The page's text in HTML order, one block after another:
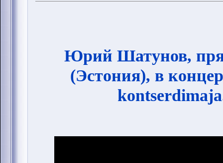
Юрий Шатунов,
(Эстония), в